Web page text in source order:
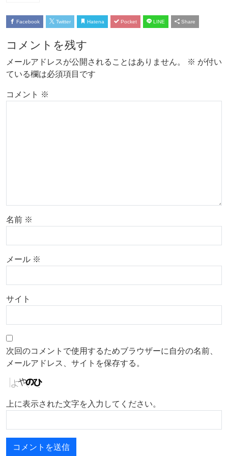
Facebook Twitter Hatena Pocket LINE Share
コメントを残す
メールアドレスが公開されることはありません。 ※ が付い
ている欄は必須項目です
コメント ※
名前 ※
メール ※
サイト
次回のコメントで使用するためブラウザーに自分の名前、
メールアドレス、サイトを保存する。
上に表示された文字を入力してください。